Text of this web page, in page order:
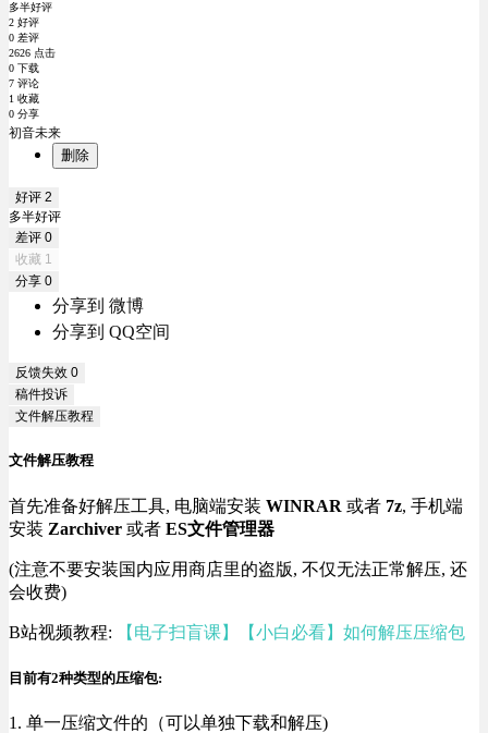
多半好评
2 好评
0 差评
2626 点击
0 下载
7 评论
1 收藏
0 分享
初音未来
删除
好评 2
多半好评
差评 0
收藏 1
分享 0
分享到 微博
分享到 QQ空间
反馈失效 0
稿件投诉
文件解压教程
文件解压教程
首先准备好解压工具, 电脑端安装 WINRAR 或者 7z, 手机端
安装 Zarchiver 或者 ES文件管理器
(注意不要安装国内应用商店里的盗版, 不仅无法正常解压, 还
会收费)
B站视频教程: 【电子扫盲课】【小白必看】如何解压压缩包
目前有2种类型的压缩包:
1. 单一压缩文件的（可以单独下载和解压)